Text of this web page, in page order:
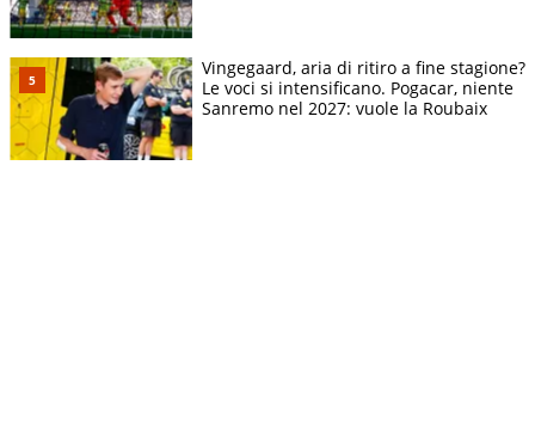
Vingegaard, aria di ritiro a fine stagione?
Le voci si intensificano. Pogacar, niente
Sanremo nel 2027: vuole la Roubaix